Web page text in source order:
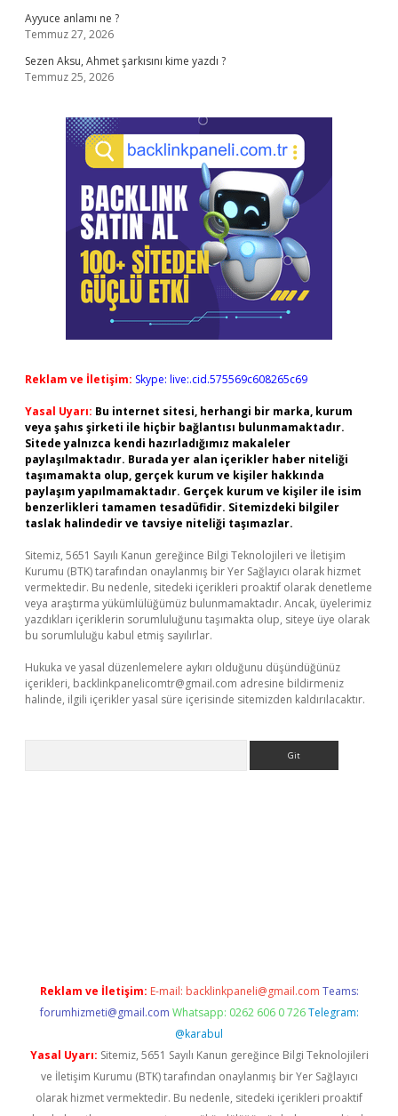
Ayyuce anlamı ne ?
Temmuz 27, 2026
Sezen Aksu, Ahmet şarkısını kime yazdı ?
Temmuz 25, 2026
Reklam ve İletişim: Skype: live:.cid.575569c608265c69
Yasal Uyarı: Bu internet sitesi, herhangi bir marka, kurum
veya şahıs şirketi ile hiçbir bağlantısı bulunmamaktadır.
Sitede yalnızca kendi hazırladığımız makaleler
paylaşılmaktadır. Burada yer alan içerikler haber niteliği
taşımamakta olup, gerçek kurum ve kişiler hakkında
paylaşım yapılmamaktadır. Gerçek kurum ve kişiler ile isim
benzerlikleri tamamen tesadüfidir. Sitemizdeki bilgiler
taslak halindedir ve tavsiye niteliği taşımazlar.
Sitemiz, 5651 Sayılı Kanun gereğince Bilgi Teknolojileri ve İletişim
Kurumu (BTK) tarafından onaylanmış bir Yer Sağlayıcı olarak hizmet
vermektedir. Bu nedenle, sitedeki içerikleri proaktif olarak denetleme
veya araştırma yükümlülüğümüz bulunmamaktadır. Ancak, üyelerimiz
yazdıkları içeriklerin sorumluluğunu taşımakta olup, siteye üye olarak
bu sorumluluğu kabul etmiş sayılırlar.
Hukuka ve yasal düzenlemelere aykırı olduğunu düşündüğünüz
içerikleri, backlinkpanelicomtr@gmail.com adresine bildirmeniz
halinde, ilgili içerikler yasal süre içerisinde sitemizden kaldırılacaktır.
Reklam ve İletişim: E-mail: backlinkpaneli@gmail.com Teams:
forumhizmeti@gmail.com Whatsapp: 0262 606 0 726 Telegram:
@karabul
Yasal Uyarı: Sitemiz, 5651 Sayılı Kanun gereğince Bilgi Teknolojileri
ve İletişim Kurumu (BTK) tarafından onaylanmış bir Yer Sağlayıcı
olarak hizmet vermektedir. Bu nedenle, sitedeki içerikleri proaktif